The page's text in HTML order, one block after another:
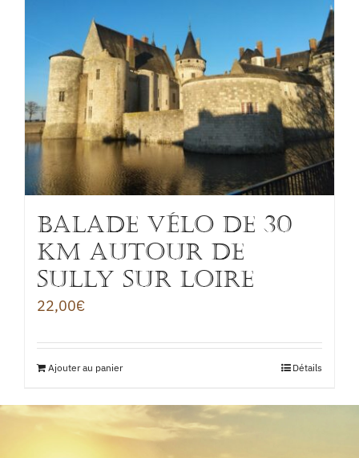
BALADE VÉLO de 30
km autour de
SULLY sur LOIRE
22,00€
Ajouter au panier Détails